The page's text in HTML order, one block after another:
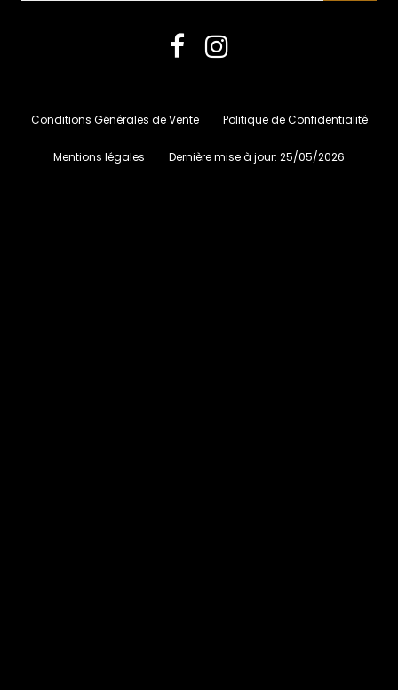
Conditions Générales de Vente Politique de Confidentialité
Mentions légales Dernière mise à jour: 25/05/2026